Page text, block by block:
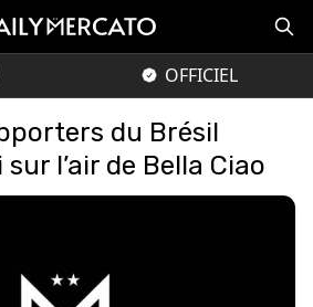
OFFICIEL
du Brésil
l’air de Bella Ciao